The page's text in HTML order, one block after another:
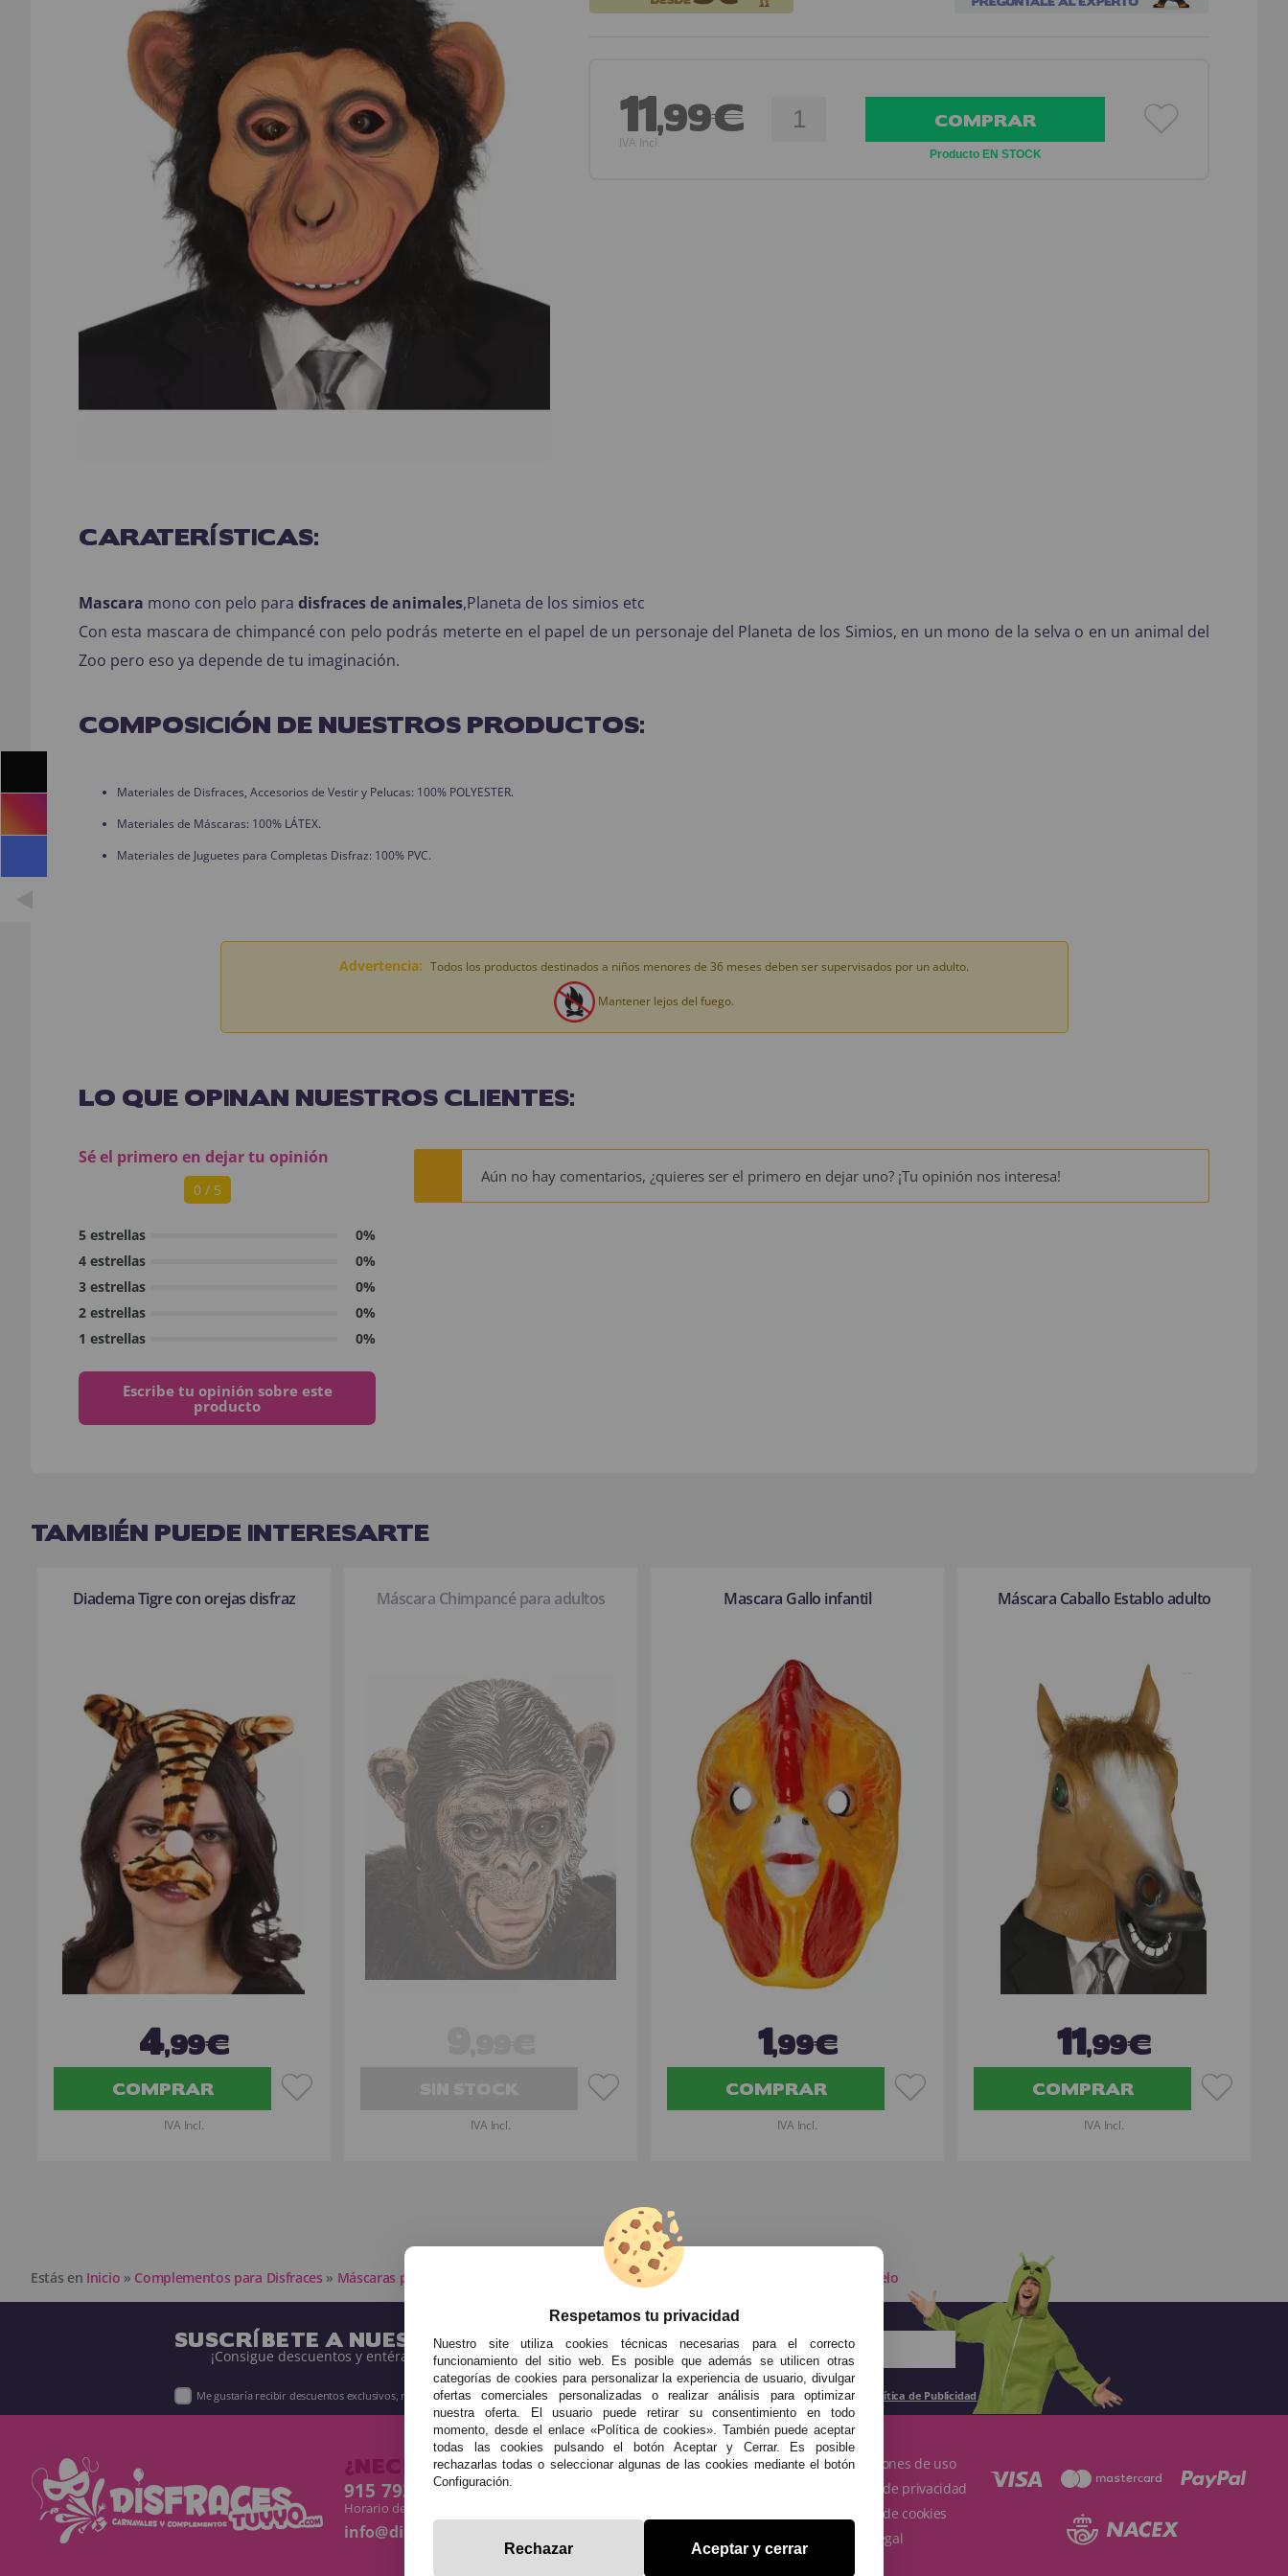
11,99€
IVA Incl.
COMPRAR
Producto EN STOCK
CARATERÍSTICAS:
Mascara mono con pelo para disfraces de animales,Planeta de los simios etc
Con esta mascara de chimpancé con pelo podrás meterte en el papel de un personaje del Planeta de los Simios, en un mono de la selva o en un animal del
Zoo pero eso ya depende de tu imaginación.
COMPOSICIÓN DE NUESTROS PRODUCTOS:
Materiales de Disfraces, Accesorios de Vestir y Pelucas: 100% POLYESTER.
Materiales de Máscaras: 100% LÁTEX.
Materiales de Juguetes para Completas Disfraz: 100% PVC.
Advertencia: Todos los productos destinados a niños menores de 36 meses deben ser supervisados por un adulto.
Mantener lejos del fuego.
LO QUE OPINAN NUESTROS CLIENTES:
Sé el primero en dejar tu opinión
0 / 5
5 estrellas
0%
4 estrellas
0%
3 estrellas
0%
2 estrellas
0%
1 estrellas
0%
Escribe tu opinión sobre este
producto
Aún no hay comentarios, ¿quieres ser el primero en dejar uno? ¡Tu opinión nos interesa!
TAMBIÉN PUEDE INTERESARTE
Diadema Tigre con orejas disfraz
4,99€
COMPRAR
IVA Incl.
Máscara Chimpancé para adultos
IVA Incl.
Mascara Gallo infantil
1,99€
COMPRAR
IVA Incl.
Máscara Caballo Establo adulto
11,99€
COMPRAR
IVA Incl.
Estás en Inicio » Complementos para Disfraces » Máscaras para Disfraces Máscaras de Animales para Disfraces Mascara mono con pelo
SUSCRÍBETE A NUESTRA NEWSLETTER
¡Consigue descuentos y entérate de todo antes que nadie!
Me gustaría recibir descuentos exclusivos, novedades y tendencias por e-mail. Puedo darme de baja cuando quiera según lo recogido en la Política de Publicidad .
¿NECESITAS AYUDA?
915 793 695
Horario de Lunes a Sábados de 10 a 14h y de 17 a 20h
info@disfracestuyyo.com
· Quiénes somos
· Condiciones de uso
· Política de privacidad
· Política de cookies
· Aviso Legal
Respetamos tu privacidad
Nuestro site utiliza cookies técnicas necesarias para el correcto
funcionamiento del sitio web. Es posible que además se utilicen otras
categorías de cookies para personalizar la experiencia de usuario, divulgar
ofertas comerciales personalizadas o realizar análisis para optimizar
nuestra oferta. El usuario puede retirar su consentimiento en todo
momento, desde el enlace «Política de cookies». También puede aceptar
todas las cookies pulsando el botón Aceptar y Cerrar. Es posible
rechazarlas todas o seleccionar algunas de las cookies mediante el botón
Configuración.
Rechazar Aceptar y cerrar